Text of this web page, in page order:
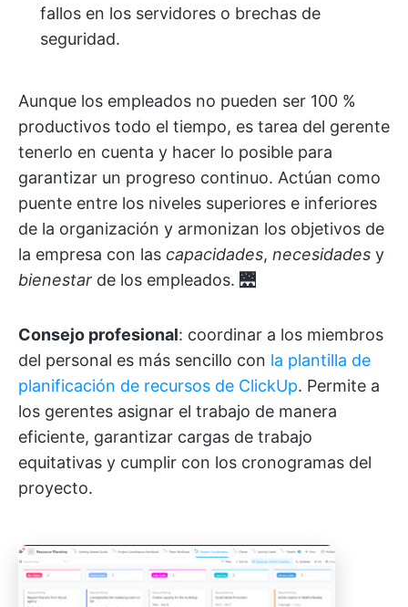
fallos en los servidores o brechas de
seguridad.
Aunque los empleados no pueden ser 100 %
productivos todo el tiempo, es tarea del gerente
tenerlo en cuenta y hacer lo posible para
garantizar un progreso continuo. Actúan como
puente entre los niveles superiores e inferiores
de la organización y armonizan los objetivos de
la empresa con las capacidades, necesidades y
bienestar de los empleados. 🌉
Consejo profesional: coordinar a los miembros
del personal es más sencillo con la plantilla de
planificación de recursos de ClickUp. Permite a
los gerentes asignar el trabajo de manera
eficiente, garantizar cargas de trabajo
equitativas y cumplir con los cronogramas del
proyecto.